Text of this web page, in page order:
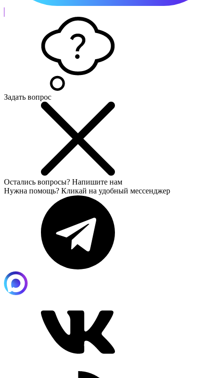
Задать вопрос
Остались вопросы? Напишите нам
Нужна помощь? Кликай на удобный мессенджер